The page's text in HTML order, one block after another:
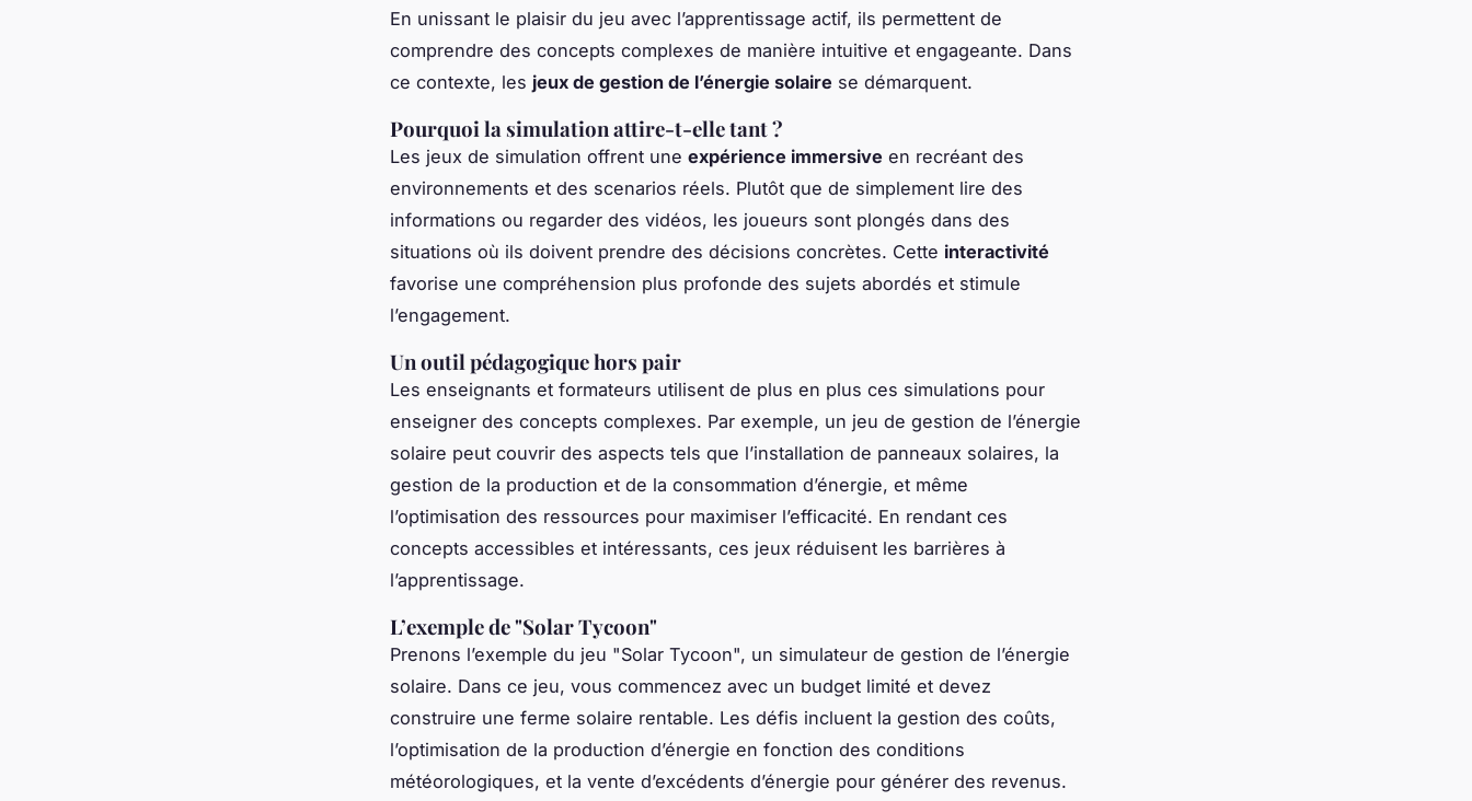
En unissant le plaisir du jeu avec l’apprentissage actif, ils permettent de
comprendre des concepts complexes de manière intuitive et engageante. Dans
ce contexte, les jeux de gestion de l’énergie solaire se démarquent.
Pourquoi la simulation attire-t-elle tant ?
Les jeux de simulation offrent une expérience immersive en recréant des
environnements et des scenarios réels. Plutôt que de simplement lire des
informations ou regarder des vidéos, les joueurs sont plongés dans des
situations où ils doivent prendre des décisions concrètes. Cette interactivité
favorise une compréhension plus profonde des sujets abordés et stimule
l’engagement.
Un outil pédagogique hors pair
Les enseignants et formateurs utilisent de plus en plus ces simulations pour
enseigner des concepts complexes. Par exemple, un jeu de gestion de l’énergie
solaire peut couvrir des aspects tels que l’installation de panneaux solaires, la
gestion de la production et de la consommation d’énergie, et même
l’optimisation des ressources pour maximiser l’efficacité. En rendant ces
concepts accessibles et intéressants, ces jeux réduisent les barrières à
l’apprentissage.
L’exemple de "Solar Tycoon"
Prenons l’exemple du jeu "Solar Tycoon", un simulateur de gestion de l’énergie
solaire. Dans ce jeu, vous commencez avec un budget limité et devez
construire une ferme solaire rentable. Les défis incluent la gestion des coûts,
l’optimisation de la production d’énergie en fonction des conditions
météorologiques, et la vente d’excédents d’énergie pour générer des revenus.